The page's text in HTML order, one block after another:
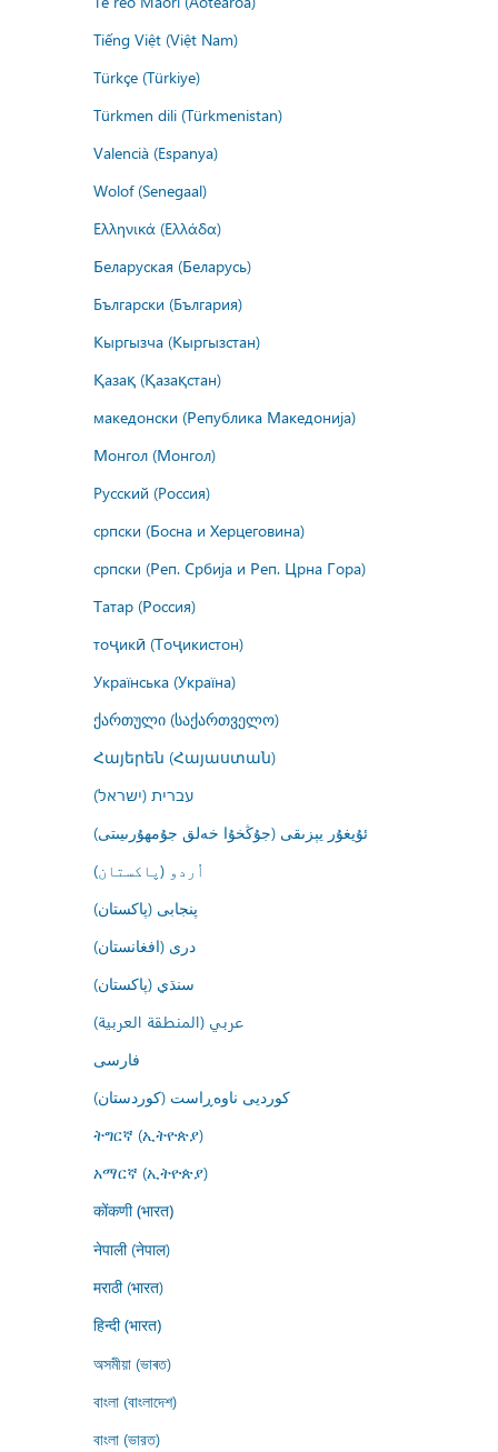
Tiếng Việt (Việt Nam)
Türkçe (Türkiye)
Türkmen dili (Türkmenistan)
Valencià (Espanya)
Wolof (Senegaal)
Ελληνικά (Ελλάδα)
Беларуская (Беларусь)
Български (България)
Кыргызча (Кыргызстан)
Қазақ (Қазақстан)
македонски (Република Македонија)
Монгол (Монгол)
Русский (Россия)
српски (Босна и Херцеговина)
српски (Реп. Србија и Реп. Црна Гора)
Татар (Россия)
тоҷикӣ (Тоҷикистон)
Українська (Україна)
ქართული (საქართველო)
Հայերեն (Հայաստան)
עברית (ישראל)
ئۇيغۇر يېزىقى (جۇڭخۇا خەلق جۇمھۇرىيىتى)
اُردو (پاکستان)
پنجابی (پاکستان)
درى (افغانستان)
سنڌي (پاکستان)
عربي (المنطقة العربية)
فارسى
کوردیی ناوەڕاست (کوردستان)
ትግርኛ (ኢትዮጵያ)
አማርኛ (ኢትዮጵያ)
कोंकणी (भारत)
नेपाली (नेपाल)
मराठी (भारत)
हिन्दी (भारत)
অসমীয়া (ভাৰত)
বাংলা (বাংলাদেশ)
বাংলা (ভারত)